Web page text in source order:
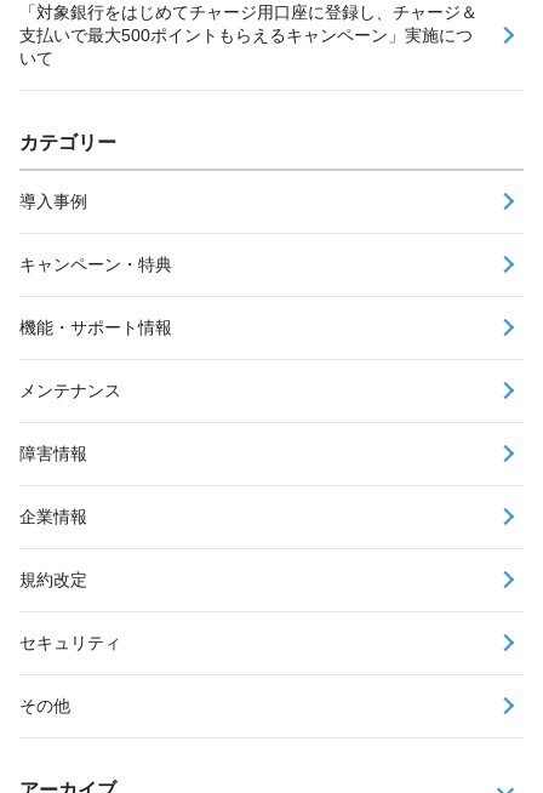
「対象銀行をはじめてチャージ用口座に登録し、チャージ＆
支払いで最大500ポイントもらえるキャンペーン」実施につ
いて
カテゴリー
導入事例
キャンペーン・特典
機能・サポート情報
メンテナンス
障害情報
企業情報
規約改定
セキュリティ
その他